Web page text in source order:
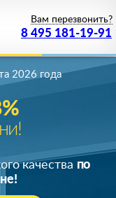
8 495 181-19-91
Вам перезвонить?
2026 года
качества по